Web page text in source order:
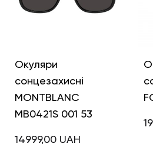
Окуляри
сонцезахисні
MONTBLANC
MB0421S 001 53
14999,00 UAH